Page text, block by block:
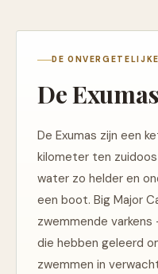
DE
De Exumas
De Exumas zijn een
kilometer ten
water zo helder en
een boot. Big Major
zwemmende varkens
die hebben geleerd
zwemmen in